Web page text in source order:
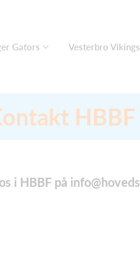
Gators Vesterbro Vikings
HBBF
i HBBF på